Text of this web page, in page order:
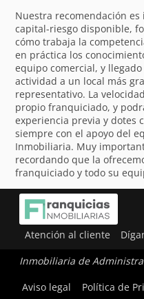
Nuestra recomendación
capital-riesgo disponible,
cómo trabaja la
en práctica los
equipo comercial, y
actividad a un local más
representativo. La
propio franquiciado, y
experiencia previa y dotes
siempre con el apoyo del
Inmobiliaria. Muy
recordando que la
franquiciado y todo su
Atención al cliente
Inmobiliaria de
Aviso legal
Política de
Utilizamos cookies para